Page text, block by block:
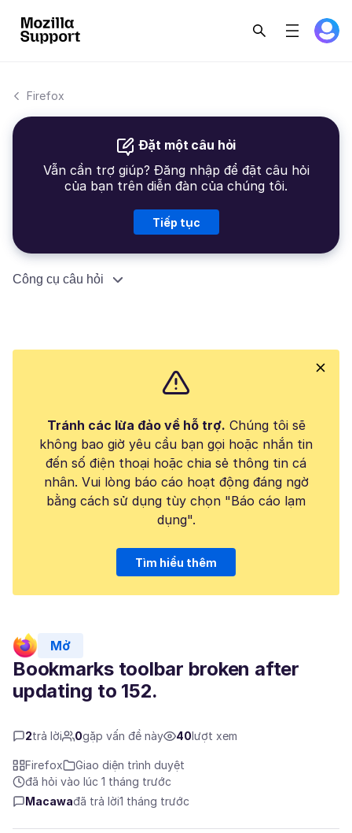
Firefox
Đặt một câu hỏi
Vẫn cần trợ giúp? Đăng nhập để đặt câu hỏi
của bạn trên diễn đàn của chúng tôi.
Tiếp tục
Công cụ câu hỏi
Tránh các lừa đảo về hỗ trợ. Chúng tôi sẽ
không bao giờ yêu cầu bạn gọi hoặc nhắn tin
đến số điện thoại hoặc chia sẻ thông tin cá
nhân. Vui lòng báo cáo hoạt động đáng ngờ
bằng cách sử dụng tùy chọn "Báo cáo lạm
dụng".
Tìm hiểu thêm
Mở
Bookmarks toolbar broken after
updating to 152.
2trả lời 0gặp vấn đề này 40lượt xem
Firefox
Giao diện trình duyệt
đã hỏi vào lúc 1 tháng trước
Macawađã trả lời1 tháng trước